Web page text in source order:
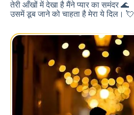
तेरी आँखों में देखा है मैंने प्यार का समंदर 🌊
उसमें डूब जाने को चाहता है मेरा ये दिल। 💘